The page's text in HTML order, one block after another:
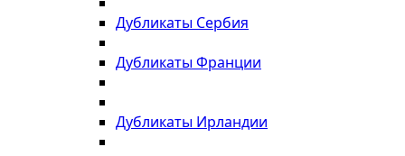
Дубликаты Сербия
Дубликаты Франции
Дубликаты Ирландии